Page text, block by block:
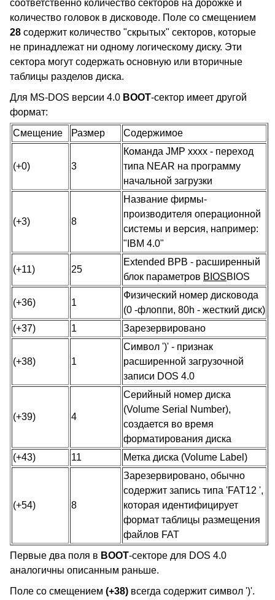
соответственно количество секторов на дорожке и
количество головок в дисководе. Поле со смещением
28 содержит количество "скрытых" секторов, которые
не принадлежат ни одному логическому диску. Эти
сектора могут содержать основную или вторичные
таблицы разделов диска.
Для MS-DOS версии 4.0 BOOT-сектор имеет другой
формат:
Смещение
Размер Содержимое
(+0) 3
Команда JMP xxxx - переход
типа NEAR на программу
начальной загрузки
(+3) 8
Название фирмы-
производителя операционной
системы и версия, например:
"IBM 4.0"
(+11) 25
Extended BPB - расширенный
блок параметров BIOSBIOS
(+36) 1
Физический номер дисковода
(0 -флоппи, 80h - жесткий диск)
(+37)
1 Зарезервировано
(+38) 1
Символ ')' - признак
расширенной загрузочной
записи DOS 4.0
(+39) 4
Серийный номер диска
(Volume Serial Number),
создается во время
форматирования диска
(+43)
11 Метка диска (Volume Label)
(+54) 8
Зарезервировано, обычно
содержит запись типа 'FAT12 ',
которая идентифицирует
формат таблицы размещения
файлов FAT
Первые два поля в BOOT-секторе для DOS 4.0
аналогичны описанным раньше.
Поле со смещением (+38) всегда содержит символ ')'.